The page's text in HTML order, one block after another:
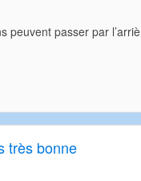
peuvent passer par
très bonne